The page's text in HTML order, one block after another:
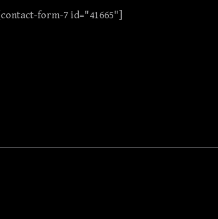
[contact-form-7 id="41665"]